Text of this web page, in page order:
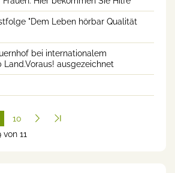
"Dem Leben hörbar Qualität
bei internationalem
ausgezeichnet
10
11